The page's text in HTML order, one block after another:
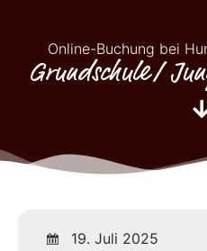
Online-Buchung bei
Grundschule/
19. Juli 2025